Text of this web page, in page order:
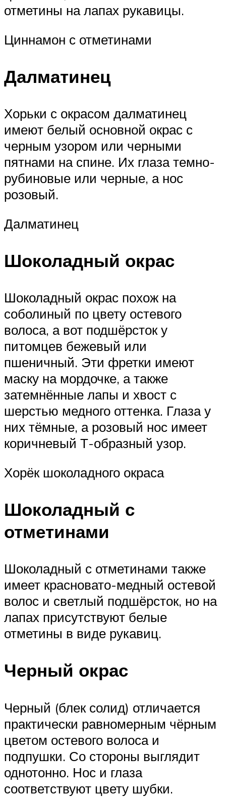
отметины на лапах рукавицы.
Циннамон с отметинами
Далматинец
Хорьки с окрасом далматинец
имеют белый основной окрас с
черным узором или черными
пятнами на спине. Их глаза темно-
рубиновые или черные, а нос
розовый.
Далматинец
Шоколадный окрас
Шоколадный окрас похож на
соболиный по цвету остевого
волоса, а вот подшёрсток у
питомцев бежевый или
пшеничный. Эти фретки имеют
маску на мордочке, а также
затемнённые лапы и хвост с
шерстью медного оттенка. Глаза у
них тёмные, а розовый нос имеет
коричневый Т-образный узор.
Хорёк шоколадного окраса
Шоколадный с
отметинами
Шоколадный с отметинами также
имеет красновато-медный остевой
волос и светлый подшёрсток, но на
лапах присутствуют белые
отметины в виде рукавиц.
Черный окрас
Черный (блек солид) отличается
практически равномерным чёрным
цветом остевого волоса и
подпушки. Со стороны выглядит
однотонно. Нос и глаза
соответствуют цвету шубки.